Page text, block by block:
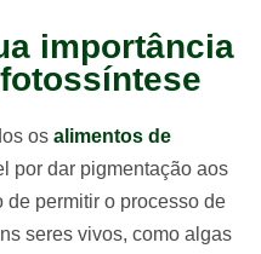
importância
os alimentos de
por dar pigmentação aos
permitir o processo de
seres vivos, como algas